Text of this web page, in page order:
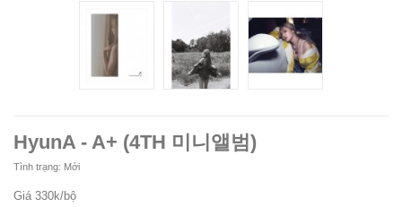
HyunA - A+ (4TH 미니앨범)
Tình trạng: Mới
Giá 330k/bộ